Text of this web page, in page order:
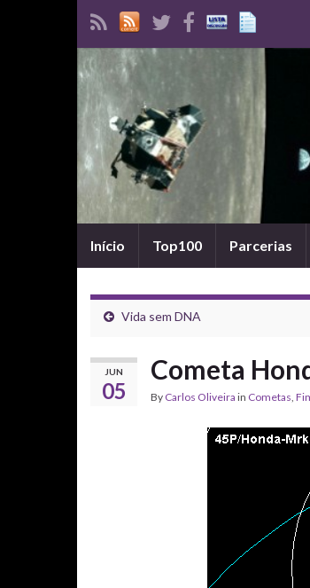
Início Top100 Parcerias
Vida sem DNA
JUN
05
Cometa
By Carlos Oliveira in Cometas,